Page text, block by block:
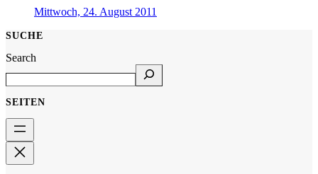
Mittwoch, 24. August 2011
SUCHE
Search
SEITEN